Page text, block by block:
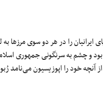
جنبش دی‌ماه ۱۳۹۶ زمین زیر پای ایرانیان را در
و چشم به سرنگونی جمهوری
خود را اپوزیسیون می‌نامد